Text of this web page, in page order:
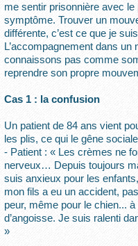
me sentir prisonnière avec
symptôme. Trouver un
différente, c’est ce que je
L’accompagnement dans
connaissons pas comme
reprendre son propre
Cas 1 : la confusion
Un patient de 84 ans vient
les plis, ce qui le gêne
- Patient : « Les crèmes ne
nerveux… Depuis toujours
suis anxieux pour les
mon fils a eu un accident,
peur, même pour le chien...
d’angoisse. Je suis ralenti
»